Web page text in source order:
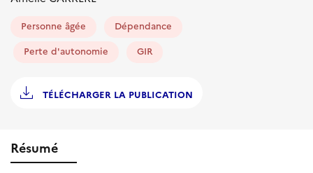
Personne âgée
Dépendance
Perte d'autonomie
GIR
TÉLÉCHARGER LA PUBLICATION
Résumé